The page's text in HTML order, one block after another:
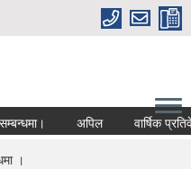
अपिल वार्षिक
।